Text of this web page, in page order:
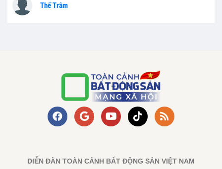
Thế Trâm
DIỄN ĐÀN TOÀN CẢNH BẤT ĐỘNG SẢN VIỆT NAM